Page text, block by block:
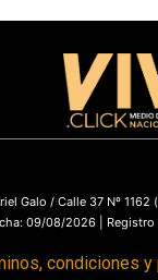
Galo / Calle 37 Nº
09/08/2026 |
condiciones